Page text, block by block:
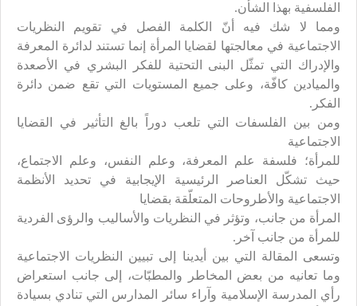
الفلسفية بهذا الشأن.
ومما لا شك فيه أنّ الكلمة الفصل في تقويم النظريات
الاجتماعية في معالجتها لقضايا المرأة إنما تستند لدائرة المعرفة
والإدراك التي تمثّل البنى التحتية للفكر البشري في الأصعدة
والميادين كافّة، وعلى جميع المستويات التي تقع ضمن دائرة
الفكر.
ومن بين الفلسفات التي تلعب دوراً بالغ التأثير في القضايا
الاجتماعية
للمرأة؛ فلسفة علم المعرفة، وعلم النفس، وعلم الاجتماع،
حيث تشكّل العناصر الرئيسية الإيجابية في تحديد الأنظمة
الاجتماعية والأطروحات المتعلّقة بقضايا
المرأة من جانب، وتؤثر في النظريات والأساليب والرؤى الفردية
للمرأة من جانب آخر.
وتسعى المقالة التي بين أيدينا إلى تبيين النظريات الاجتماعية
وما تعانيه من بعض المخاطر والمطبّات، إلى جانب استعراض
رأي المدرسة الإسلامية وآراء سائر المدارس التي تنادي بسيادة